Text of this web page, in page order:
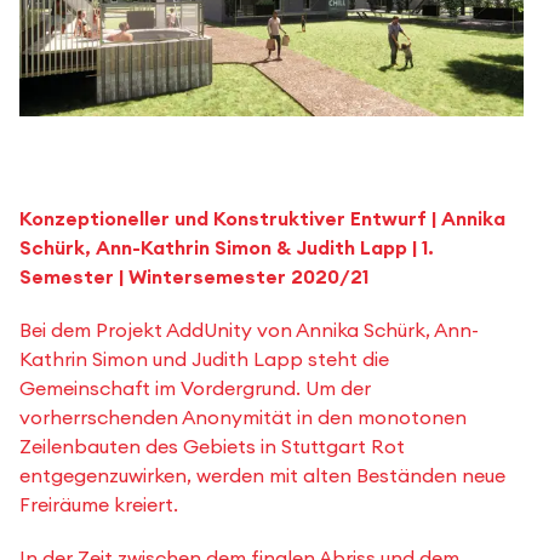
Konzeptioneller und Konstruktiver Entwurf | Annika
Schürk, Ann-Kathrin Simon & Judith Lapp | 1.
Semester | Wintersemester 2020/21
Bei dem Projekt AddUnity von Annika Schürk, Ann-
Kathrin Simon und Judith Lapp steht die
Gemeinschaft im Vordergrund. Um der
vorherrschenden Anonymität in den monotonen
Zeilenbauten des Gebiets in Stuttgart Rot
entgegenzuwirken, werden mit alten Beständen neue
Freiräume kreiert.